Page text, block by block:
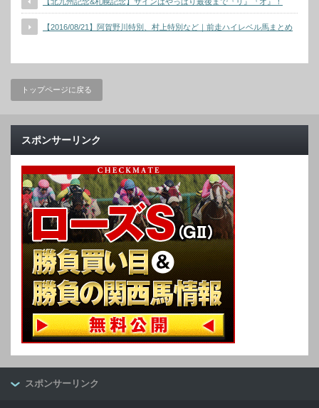
【2016/08/21】阿賀野川特別、村上特別など｜前走ハイレベル馬まとめ
トップページに戻る
スポンサーリンク
スポンサーリンク